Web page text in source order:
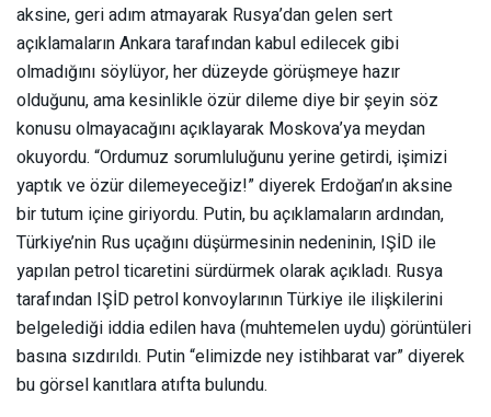
aksine, geri adım atmayarak Rusya’dan gelen sert
açıklamaların Ankara tarafından kabul edilecek gibi
olmadığını söylüyor, her düzeyde görüşmeye hazır
olduğunu, ama kesinlikle özür dileme diye bir şeyin söz
konusu olmayacağını açıklayarak Moskova’ya meydan
okuyordu. “Ordumuz sorumluluğunu yerine getirdi, işimizi
yaptık ve özür dilemeyeceğiz!” diyerek Erdoğan’ın aksine
bir tutum içine giriyordu. Putin, bu açıklamaların ardından,
Türkiye’nin Rus uçağını düşürmesinin nedeninin, IŞİD ile
yapılan petrol ticaretini sürdürmek olarak açıkladı. Rusya
tarafından IŞİD petrol konvoylarının Türkiye ile ilişkilerini
belgelediği iddia edilen hava (muhtemelen uydu) görüntüleri
basına sızdırıldı. Putin “elimizde ney istihbarat var” diyerek
bu görsel kanıtlara atıfta bulundu.